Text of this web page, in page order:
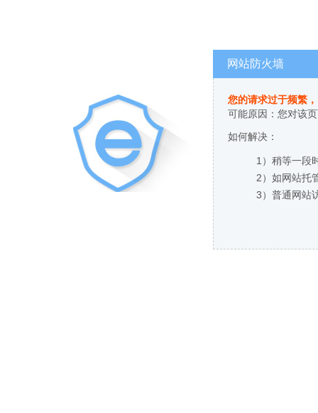
网站防火墙
您的请求过于频繁
可能原因：您对该
如何解决：
1）稍等一段
2）如网站托
3）普通网站